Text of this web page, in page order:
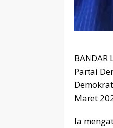
BANDAR
Partai
Maret
Ia